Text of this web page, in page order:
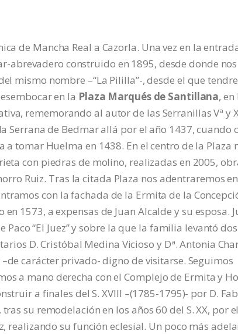
de Mancha Real a Cazorla. Una vez en la
abrevadero construido en 1895, desde donde nos
mismo nombre –“La Pililla”-, desde el que
en la Plaza Marqués de Santillana,
rememorando al autor de las Serranillas Vª y
Serrana de Bedmar allá por el año 1437, cuando
tomar Huelma en 1438. En el centro de la Plaza
con piedras de molino, realizadas en 2005,
Ruiz. Tras la citada Plaza nos adentraremos
con la fachada de la Ermita de la
1573, a expensas de Juan Alcalde y su esposa.
“El Juez” y sobre la que la familia levantó dos
D. Cristóbal Medina Vicioso y Dª. Antonia
carácter privado- digno de visitarse. Seguimos
a mano derecha con el Complejo de Ermita y
a finales del S. XVIII –(1785-1795)- por D.
su remodelación en los años 60 del S. XX, por el
realizando su función eclesial. Un poco más